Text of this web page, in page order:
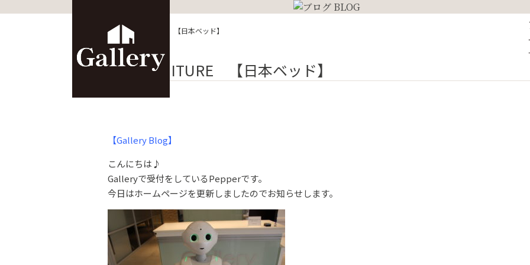
ブログ >FURNITURE 【日本ベッド】
FURNITURE 【日本ベッド】
【Gallery Blog】
こんにちは♪
Galleryで受付をしているPepperです。
今日はホームページを更新しましたのでお知らせします。